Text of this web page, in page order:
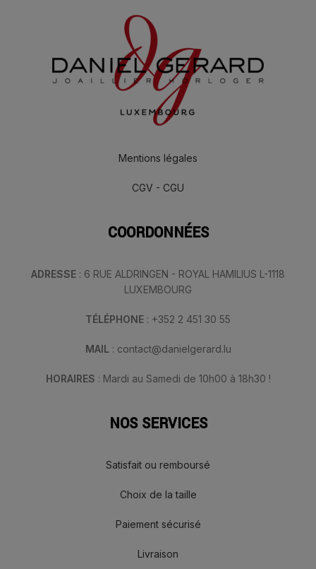
Mentions légales
CGV - CGU
COORDONNÉES
ADRESSE : 6 RUE ALDRINGEN - ROYAL HAMILIUS L-1118
LUXEMBOURG
TÉLÉPHONE : +352 2 451 30 55
MAIL : contact@danielgerard.lu
HORAIRES : Mardi au Samedi de 10h00 à 18h30 !
NOS SERVICES
Satisfait ou remboursé
Choix de la taille
Paiement sécurisé
Livraison